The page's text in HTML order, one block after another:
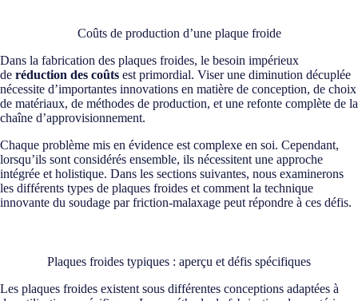
Coûts de production d’une plaque froide
Dans la fabrication des plaques froides, le besoin impérieux
de réduction des coûts est primordial. Viser une diminution décuplée
nécessite d’importantes innovations en matière de conception, de choix
de matériaux, de méthodes de production, et une refonte complète de la
chaîne d’approvisionnement.
Chaque problème mis en évidence est complexe en soi. Cependant,
lorsqu’ils sont considérés ensemble, ils nécessitent une approche
intégrée et holistique. Dans les sections suivantes, nous examinerons
les différents types de plaques froides et comment la technique
innovante du soudage par friction-malaxage peut répondre à ces défis.
Plaques froides typiques : aperçu et défis spécifiques
Les plaques froides existent sous différentes conceptions adaptées à